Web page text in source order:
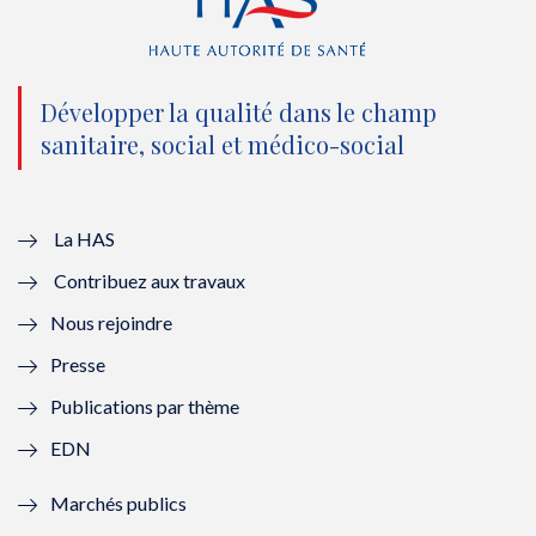
n
o
u
l
l
f
n
k
(
n
o
e
e
(
n
o
u
(
n
o
Développer la qualité dans le champ
sanitaire, social et médico-social
La HAS
Contribuez aux travaux
Nous rejoindre
Presse
Publications par thème
EDN
Marchés publics